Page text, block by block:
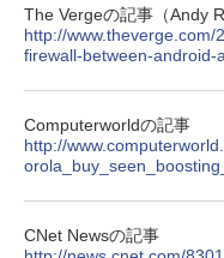
The Vergeの記事（Andy
http://
firewall-between-android-
Computerworldの記事
http://
CNet Newsの記事